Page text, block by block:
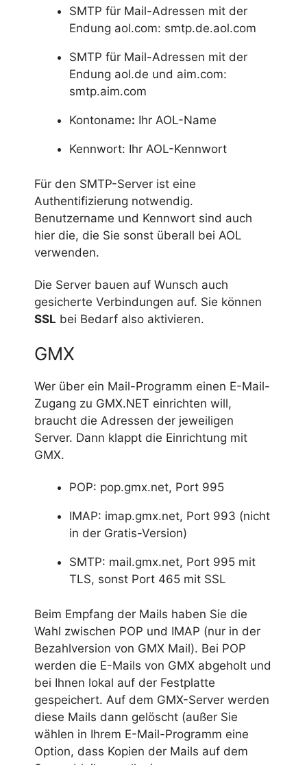
SMTP für Mail-Adressen mit der
Endung aol.com: smtp.de.aol.com
SMTP für Mail-Adressen mit der
Endung aol.de und aim.com:
smtp.aim.com
Kontoname: Ihr AOL-Name
Kennwort: Ihr AOL-Kennwort
Für den SMTP-Server ist eine
Authentifizierung notwendig.
Benutzername und Kennwort sind auch
hier die, die Sie sonst überall bei AOL
verwenden.
Die Server bauen auf Wunsch auch
gesicherte Verbindungen auf. Sie können
SSL bei Bedarf also aktivieren.
GMX
Wer über ein Mail-Programm einen E-Mail-
Zugang zu GMX.NET einrichten will,
braucht die Adressen der jeweiligen
Server. Dann klappt die Einrichtung mit
GMX.
POP: pop.gmx.net, Port 995
IMAP: imap.gmx.net, Port 993 (nicht
in der Gratis-Version)
SMTP: mail.gmx.net, Port 995 mit
TLS, sonst Port 465 mit SSL
Beim Empfang der Mails haben Sie die
Wahl zwischen POP und IMAP (nur in der
Bezahlversion von GMX Mail). Bei POP
werden die E-Mails von GMX abgeholt und
bei Ihnen lokal auf der Festplatte
gespeichert. Auf dem GMX-Server werden
diese Mails dann gelöscht (außer Sie
wählen in Ihrem E-Mail-Programm eine
Option, dass Kopien der Mails auf dem